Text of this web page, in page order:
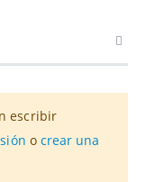
escribir
o crear una